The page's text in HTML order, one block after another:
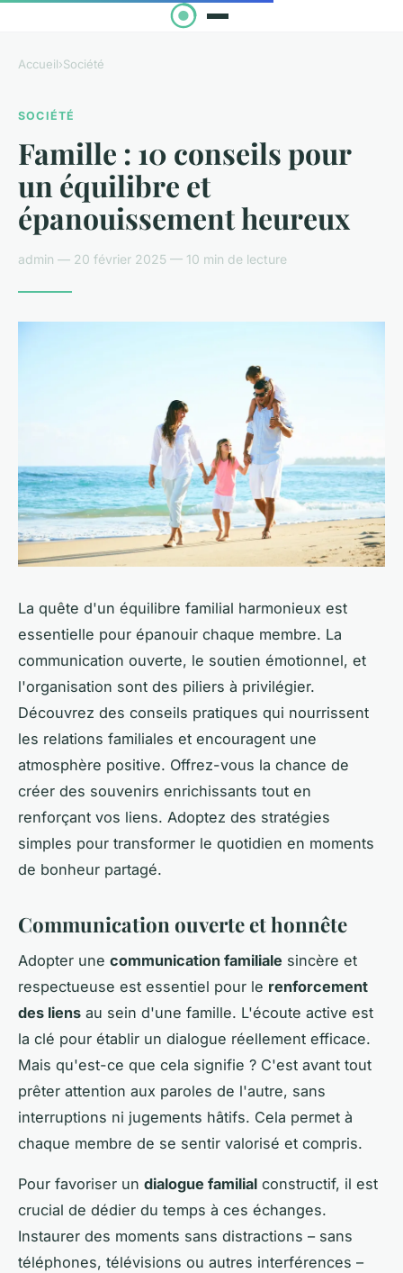
Accueil›Société
SOCIÉTÉ
Famille : 10 conseils pour
un équilibre et
épanouissement heureux
admin — 20 février 2025 — 10 min de lecture
La quête d'un équilibre familial harmonieux est
essentielle pour épanouir chaque membre. La
communication ouverte, le soutien émotionnel, et
l'organisation sont des piliers à privilégier.
Découvrez des conseils pratiques qui nourrissent
les relations familiales et encouragent une
atmosphère positive. Offrez-vous la chance de
créer des souvenirs enrichissants tout en
renforçant vos liens. Adoptez des stratégies
simples pour transformer le quotidien en moments
de bonheur partagé.
Communication ouverte et honnête
Adopter une communication familiale sincère et
respectueuse est essentiel pour le renforcement
des liens au sein d'une famille. L'écoute active est
la clé pour établir un dialogue réellement efficace.
Mais qu'est-ce que cela signifie ? C'est avant tout
prêter attention aux paroles de l'autre, sans
interruptions ni jugements hâtifs. Cela permet à
chaque membre de se sentir valorisé et compris.
Pour favoriser un dialogue familial constructif, il est
crucial de dédier du temps à ces échanges.
Instaurer des moments sans distractions – sans
téléphones, télévisions ou autres interférences –